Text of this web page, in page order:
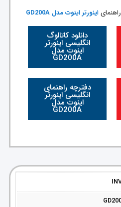
اینورتر اینوت مدل GD200A
دانلود کاتالوگ
انگلیسی اینورتر
اینوت مدل
GD200A
دفترچه راهنمای
انگلیسی اینورتر
اینوت مدل
GD200A